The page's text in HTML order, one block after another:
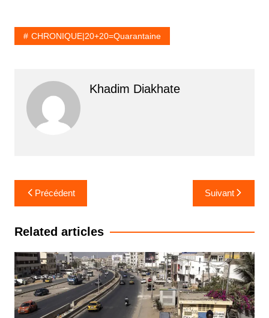
CHRONIQUE|20+20=Quarantaine
Khadim Diakhate
Navigation
de
l’article
Précédent Suivant
Related articles